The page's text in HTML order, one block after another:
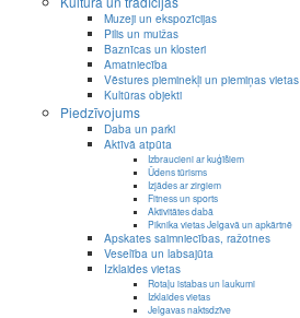
Muzeji un ekspozīcijas
Pilis un muižas
Baznīcas un klosteri
Amatniecība
Vēstures pieminekļi un piemiņas vietas
Kultūras objekti
Piedzīvojums
Daba un parki
Aktīvā atpūta
Izbraucieni ar kuģīšiem
Ūdens tūrisms
Izjādes ar zirgiem
Fitness un sports
Aktivitātes dabā
Piknika vietas Jelgavā un apkārtnē
Apskates saimniecības, ražotnes
Veselība un labsajūta
Izklaides vietas
Rotaļu istabas un laukumi
Izklaides vietas
Jelgavas naktsdzīve